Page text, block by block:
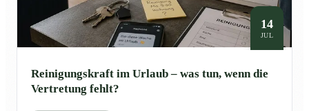
14
JUL
Reinigungskraft im Urlaub – was tun, wenn die
Vertretung fehlt?